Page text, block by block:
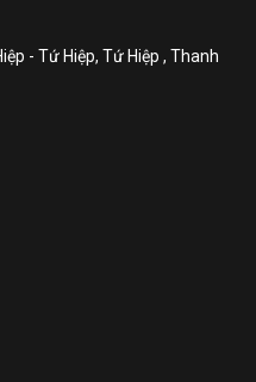
Double
nối tới 3 thiết bị cùng
giai điệu yêu thích, bài
- Tứ Hiệp, Tứ Hiệp , Thanh